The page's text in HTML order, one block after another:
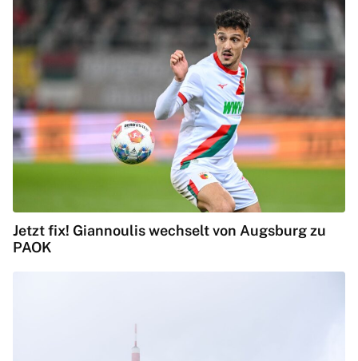
Jetzt fix! Giannoulis wechselt von Augsburg zu
PAOK